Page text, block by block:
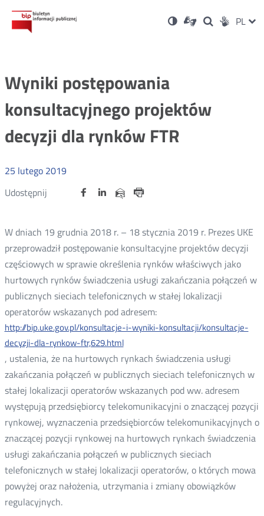
Ustawienia
Wersja
kontrastowa
Dla
niesłyszących
OtwórzOtwórz
w
Otwórz
w
Social PL
Wyniki postępowania
konsultacyjnego projektów
decyzji dla rynków FTR
25 lutego 2019
Udostępnij
Udostępnij
Otwórz Udostępnij
na
OtwórzUdostępnij
na
OtwórzUdostępnij
przez
W dniach 19 grudnia 2018 r. – 18 stycznia 2019 r. Prezes UKE
przeprowadził postępowanie konsultacyjne projektów decyzji
częściowych w sprawie określenia rynków właściwych jako
hurtowych rynków świadczenia usługi zakańczania połączeń w
publicznych sieciach telefonicznych w stałej lokalizacji
operatorów wskazanych pod adresem:
http://bip.uke.gov.pl/konsultacje-i-wyniki-konsultacji/konsultacje-
decyzji-dla-rynkow-ftr,629.html
, ustalenia, że na hurtowych rynkach świadczenia usługi
zakańczania połączeń w publicznych sieciach telefonicznych w
stałej lokalizacji operatorów wskazanych pod ww. adresem
występują przedsiębiorcy telekomunikacyjni o znaczącej pozycji
rynkowej, wyznaczenia przedsiębiorców telekomunikacyjnych o
znaczącej pozycji rynkowej na hurtowych rynkach świadczenia
usługi zakańczania połączeń w publicznych sieciach
telefonicznych w stałej lokalizacji operatorów, o których mowa
powyżej oraz nałożenia, utrzymania i zmiany obowiązków
regulacyjnych.